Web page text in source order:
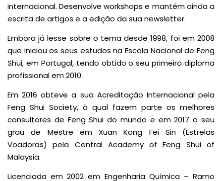
internacional. Desenvolve workshops e mantém ainda a
escrita de artigos e a edição da sua newsletter.
Embora já lesse sobre o tema desde 1998, foi em 2008
que iniciou os seus estudos na Escola Nacional de Feng
Shui, em Portugal, tendo obtido o seu primeiro diploma
profissional em 2010.
Em 2016 obteve a sua Acreditação Internacional pela
Feng Shui Society, à qual fazem parte os melhores
consultores de Feng Shui do mundo e em 2017 o seu
grau de Mestre em Xuan Kong Fei Sin (Estrelas
Voadoras) pela Central Academy of Feng Shui of
Malaysia.
Licenciada em 2002 em Engenharia Química – Ramo